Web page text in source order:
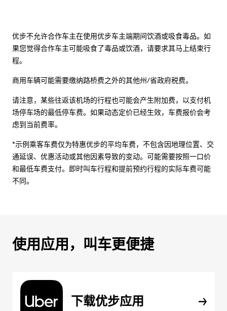
优步不允许合作车主在使用优步车主端期间饮酒或吸食毒品。如
果您觉得合作车主可能吸食了毒品或饮酒，请要求其马上结束行
程。
商用车辆可能需要缴纳路桥费之外的其他州/省政府税费。
请注意，某些往返该机场的行程也可能会产生附加费，以支付机
场停车场的最低停车费。如果动态定价已经生效，车费报价会考
虑到当前费率。
*示例乘客车费仅为特惠优步的平均车费，不包含因地理位置、交
通延误、优惠活动或其他因素导致的变动。可能需要按照一口价
和最低车费支付。即时叫车行程和提前预约行程的实际车费可能
不同。
使用应用，叫车更便捷
下载优步应用